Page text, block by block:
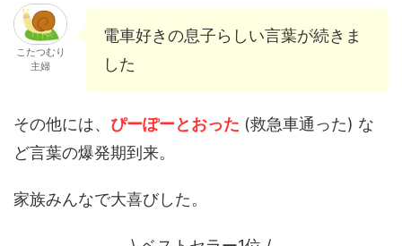
こたつむり
主婦
電車好きの息子らしい言葉が続きま
した
その他には、 ぴーぽーとおった (救急車通った) な
ど言葉の爆発期到来。
家族みんなで大喜びした。